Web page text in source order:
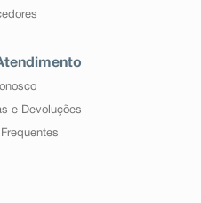
e Devoluções